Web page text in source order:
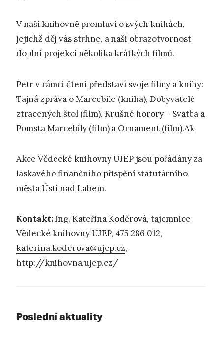
V naší knihovně promluví o svých knihách,
jejichž děj vás strhne, a naši obrazotvornost
doplní projekcí několika krátkých filmů.
Petr v rámci čtení představí svoje filmy a knihy:
Tajná zpráva o Marcebile (kniha), Dobyvatelé
ztracených štol (film), Krušné horory – Svatba a
Pomsta Marcebily (film) a Ornament (film).Ak
Akce Vědecké knihovny UJEP jsou pořádány za
laskavého finančního přispění statutárního
města Ústí nad Labem.
Kontakt:Ing. Kateřina Koděrová, tajemnice
Vědecké knihovny UJEP, 475 286 012,
katerina.koderova@ujep.cz,
http://knihovna.ujep.cz/
Poslední aktuality